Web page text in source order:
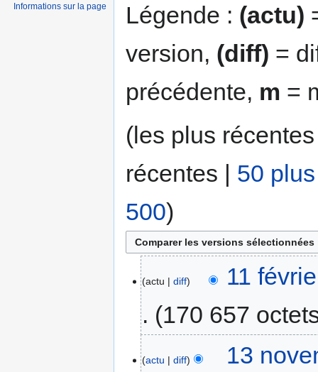
Légende : (actu)
version, (diff) =
précédente, m =
(les plus
récentes | 50
500)
actu diff
11
170 657
actu diff 13
Informations sur la page